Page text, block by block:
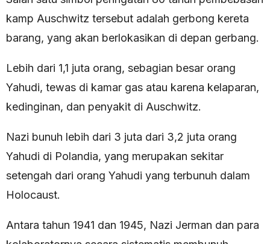
kamp Auschwitz tersebut adalah gerbong kereta
barang, yang akan berlokasikan di depan gerbang.
Lebih dari 1,1 juta orang, sebagian besar orang
Yahudi, tewas di kamar gas atau karena kelaparan,
kedinginan, dan penyakit di Auschwitz.
Nazi bunuh lebih dari 3 juta dari 3,2 juta orang
Yahudi di Polandia, yang merupakan sekitar
setengah dari orang Yahudi yang terbunuh dalam
Holocaust.
Antara tahun 1941 dan 1945, Nazi Jerman dan para